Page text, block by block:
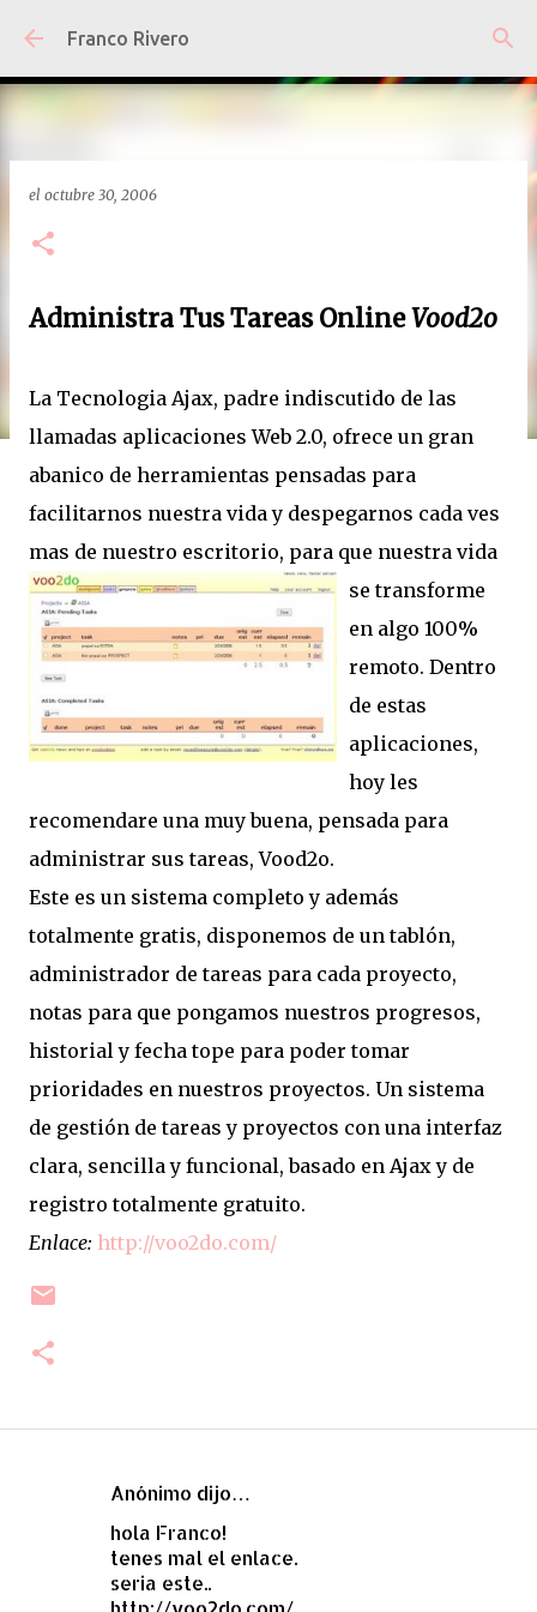
Ir al contenido principal
Franco Rivero
el octubre 30, 2006
Administra Tus Tareas OnlineVood2o
La Tecnologia Ajax, padre indiscutido de las
llamadas aplicaciones Web 2.0, ofrece un gran
abanico de herramientas pensadas para
facilitarnos nuestra vida y despegarnos cada ves
mas de nuestro escritorio, para que nuestra vida
se transforme
en algo 100%
remoto. Dentro
de estas
aplicaciones,
hoy les
recomendare una muy buena, pensada para
administrar sus tareas, Vood2o.
Este es un sistema completo y además
totalmente gratis, disponemos de un tablón,
administrador de tareas para cada proyecto,
notas para que pongamos nuestros progresos,
historial y fecha tope para poder tomar
prioridades en nuestros proyectos. Un sistema
de gestión de tareas y proyectos con una interfaz
clara, sencilla y funcional, basado en Ajax y de
registro totalmente gratuito.
Enlace: http://voo2do.com/
Anónimo dijo…
hola Franco!
tenes mal el enlace.
seria este..